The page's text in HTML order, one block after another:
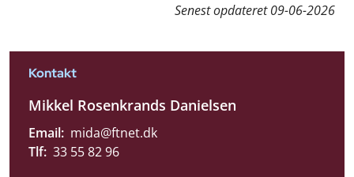
Senest opdateret09-06-2026
Kontakt
Mikkel Rosenkrands Danielsen
Email: mida@ftnet.dk
Tlf: 33 55 82 96